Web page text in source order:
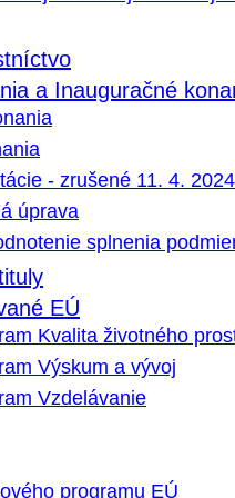
a Inauguračné
- zrušené 11. 4. 2024
úprava
splnenia
EÚ
Kvalita životného
Výskum a vývoj
Vzdelávanie
programu EÚ